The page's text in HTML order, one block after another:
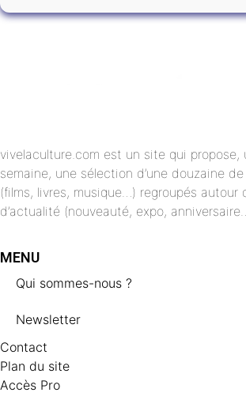
vivelaculture.com est un site qui propose,
semaine, une sélection d’une douzaine
(films, livres, musique…) regroupés autour
d’actualité (nouveauté, expo,
MENU
Qui sommes-nous ?
Newsletter
Contact
Plan du site
Accès Pro